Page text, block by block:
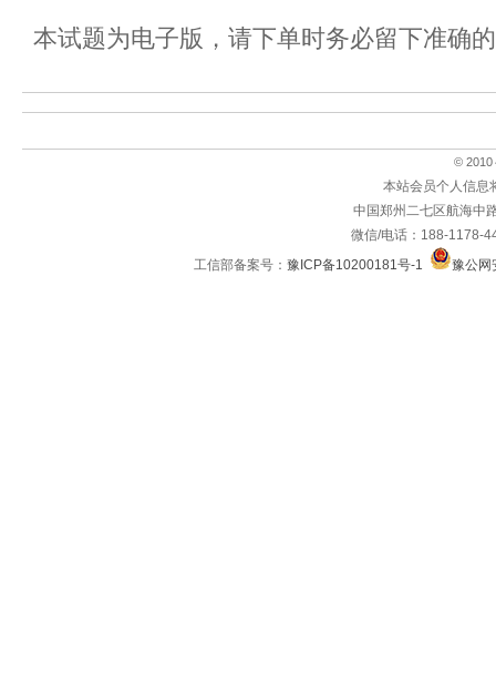
本试题为电子版，请下单时务必留下准确
© 2010
本站会员个人信息
中国郑州二七区航海中
微信/电话：188-1178-
工信部备案号： 豫ICP备10200181号-1 豫公网